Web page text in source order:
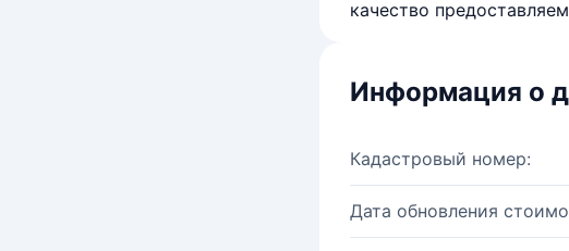
качество
Информация о
Кадастровый номер:
Дата обновления